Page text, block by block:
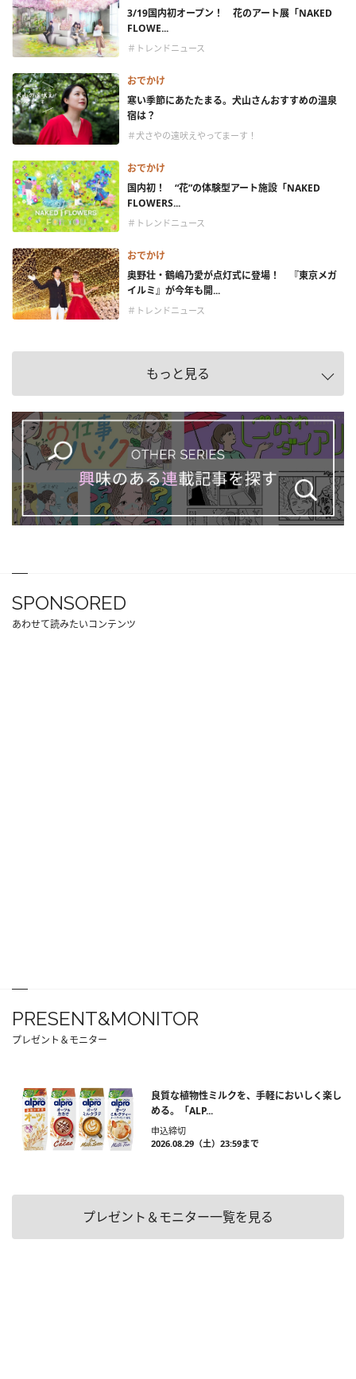
3/19国内初オープン！ 花のアート展「NAKED
FLOWE...
＃トレンドニュース
おでかけ
寒い季節にあたたまる。犬山さんおすすめの温泉
宿は？
＃犬さやの遠吠えやってまーす！
おでかけ
国内初！ “花”の体験型アート施設「NAKED
FLOWERS...
＃トレンドニュース
おでかけ
奥野壮・鶴嶋乃愛が点灯式に登場！ 『東京メガ
イルミ』が今年も開...
＃トレンドニュース
もっと見る
SPONSORED
あわせて読みたいコンテンツ
PRESENT&MONITOR
プレゼント＆モニター
良質な植物性ミルクを、手軽においしく楽し
める。「ALP...
申込締切
2026.08.29（土）23:59まで
プレゼント＆モニター一覧を見る